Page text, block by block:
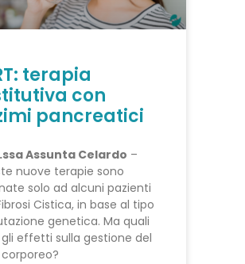
terapia
con
pancreatici
Assunta Celardo –
nuove terapie sono
solo ad alcuni pazienti
Cistica, in base al tipo
genetica. Ma quali
effetti sulla gestione del